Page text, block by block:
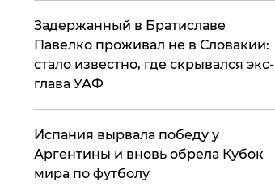
Задержанный в Братиславе
Павелко проживал не в Словакии:
стало известно, где скрывался экс-
глава УАФ
Испания вырвала победу у
Аргентины и вновь обрела Кубок
мира по футболу